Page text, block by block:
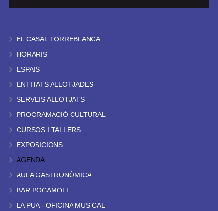
EL CASAL TORREBLANCA
HORARIS
ESPAIS
ENTITATS ALLOTJADES
SERVEIS ALLOTJATS
PROGRAMACIÓ CULTURAL
CURSOS I TALLERS
EXPOSICIONS
AGENDA
AULA GASTRONÒMICA
BAR BOCAMOLL
LA PUA - OFICINA MUSICAL